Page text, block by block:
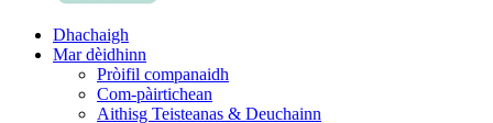
Dhachaigh
Mar dèidhinn
Pròifil companaidh
Com-pàirtichean
Aithisg Teisteanas & Deuchainn